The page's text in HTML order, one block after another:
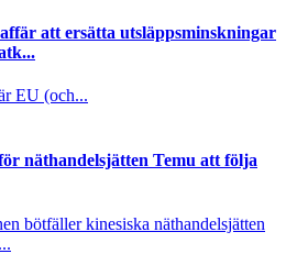
att ersätta utsläppsminskningar
EU (och...
näthandelsjätten Temu att följa
bötfäller kinesiska näthandelsjätten